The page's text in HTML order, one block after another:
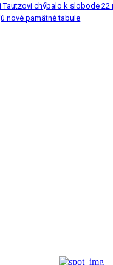
Tautzovi chýbalo k slobode
nové pamätné tabule